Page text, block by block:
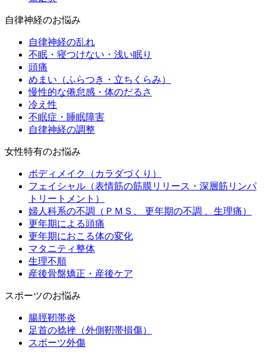
自律神経のお悩み
自律神経の乱れ
不眠・寝つけない・浅い眠り
頭痛
めまい（ふらつき・立ちくらみ）
慢性的な倦怠感・体のだるさ
冷え性
不眠症・睡眠障害
自律神経の調整
女性特有のお悩み
ボディメイク（カラダづくり）
フェイシャル（表情筋の筋膜リリース・深層筋リンパ
トリートメント）
婦人科系の不調（ＰＭＳ、 更年期の不調 、生理痛）
更年期による頭痛
更年期におこる体の変化
マタニティ整体
生理不順
産後骨盤矯正・産後ケア
スポーツのお悩み
腸脛靭帯炎
足首の捻挫（外側靭帯損傷）
スポーツ外傷